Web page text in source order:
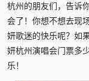
杭州的朋友们，告诉
会了！你想不想去现
妍歌迷的快乐呢？如
妍杭州演唱会门票多
乐！